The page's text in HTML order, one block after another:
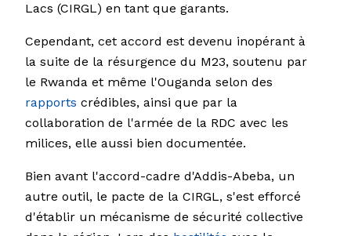
Lacs (CIRGL) en tant que garants.
Cependant, cet accord est devenu inopérant à
la suite de la résurgence du M23, soutenu par
le Rwanda et même l'Ouganda selon des
rapports crédibles, ainsi que par la
collaboration de l'armée de la RDC avec les
milices, elle aussi bien documentée.
Bien avant l'accord-cadre d'Addis-Abeba, un
autre outil, le pacte de la CIRGL, s'est efforcé
d'établir un mécanisme de sécurité collective